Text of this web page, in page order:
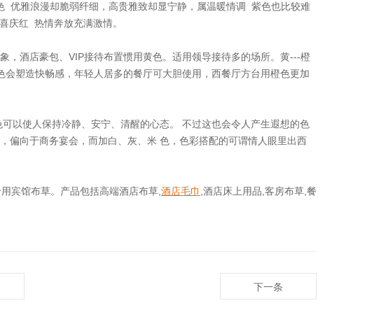
优雅浪漫却脆弱纤细，高贵雅致却显宁静，属温暖情调 紫色也比较难
庆红 热情奔放充满激情。
酒店豪包、VIP接待布置惯用黄色。适用领导接待多的场所。黄---橙
塑造快畅感，年轻人居多的餐厅可大胆使用，西餐厅方台用橙色更加
使人保持冷静、安宁、清醒的心态。 不过这也会令人产生遐想的色
偏向于商务宴会，而加白、灰、米 色，色彩搭配的可谓情人眼里出西
宾馆布草。产品包括高端酒店布草, 酒店毛巾 ,酒店床上用品,客房布草,餐
下一条